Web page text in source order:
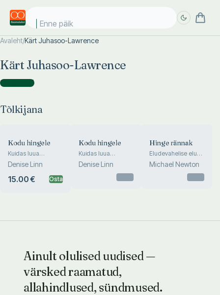
Enne päike
Avaleht/Kärt Juhasoo-Lawrence
Kärt Juhasoo-Lawrence
Tõlkijana )
Tõlkijana
Kodu hingele
Kuidas luua
harmoonilist
keskkonda, mis
pakuks tuge ja
Denise Linn
15.00 € Osta
Kodu hingele
Kuidas luua
harmoonilist
keskkonda, mis
Denise Linn
Hinge rännak
Eludevahelise elu
uuringud
Michael Newton
Ainult olulised uudised —
värsked raamatud,
allahindlused, sündmused.